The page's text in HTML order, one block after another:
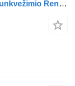
Vairo stiprintuvo žarna 5010294424 sunkvežimio Renault